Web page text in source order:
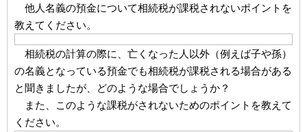
他人名義の預金について相続税が課税されないポイントを
教えてください。
相続税の計算の際に、亡くなった人以外（例えば子や孫）
の名義となっている預金でも相続税が課税される場合がある
と聞きましたが、どのような場合でしょうか？
また、このような課税がされないためのポイントを教えて
ください。